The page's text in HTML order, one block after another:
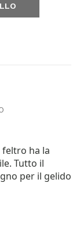
feltro ha la
Tutto il
per il gelido